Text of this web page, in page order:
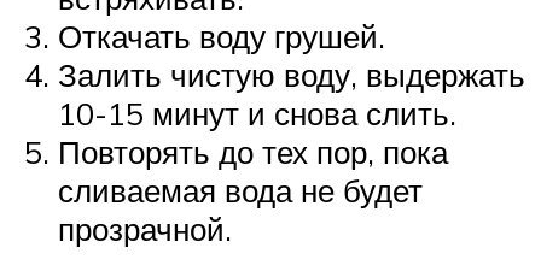
Откачать воду грушей.
Залить чистую воду, выдержать
10-15 минут и снова слить.
Повторять до тех пор, пока
сливаемая вода не будет
прозрачной.